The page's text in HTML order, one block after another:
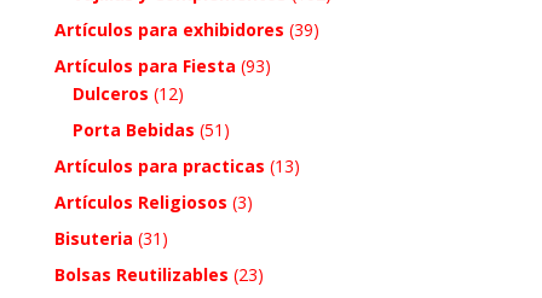
Artículos para exhibidores (39)
Artículos para Fiesta (93)
Dulceros (12)
Porta Bebidas (51)
Artículos para practicas (13)
Artículos Religiosos (3)
Bisuteria (31)
Bolsas Reutilizables (23)